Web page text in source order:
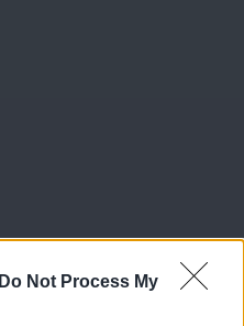
Do Not Process My